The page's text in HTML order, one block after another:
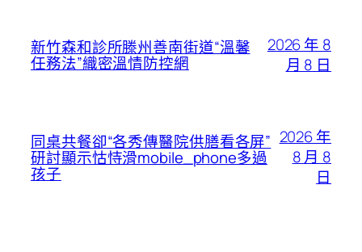
新竹森和診所滕州善南街道“溫馨
任務法”織密溫情防控網
2026 年 8
月 8 日
同桌共餐卻“各秀傳醫院供膳看各屏”
研討顯示怙恃滑mobile_phone多過
孩子
2026 年
8 月 8
日